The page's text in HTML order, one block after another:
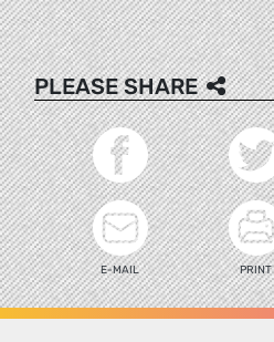
PLEASE SHARE
E-MAIL PRINT